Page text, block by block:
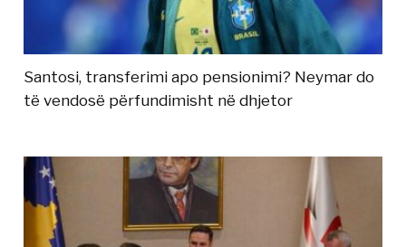
Santosi, transferimi apo pensionimi? Neymar do
të vendosë përfundimisht në dhjetor